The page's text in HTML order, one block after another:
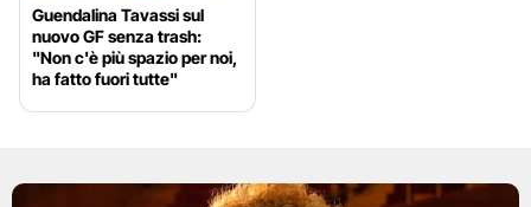
Guendalina Tavassi sul
nuovo GF senza trash:
"Non c'è più spazio per noi,
ha fatto fuori tutte"